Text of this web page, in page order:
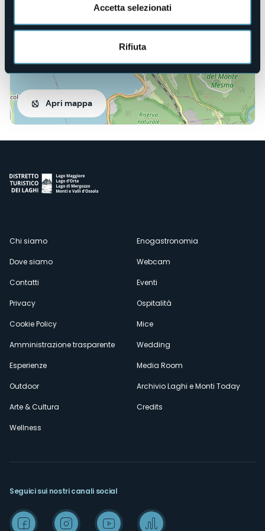
Accetta selezionati
Rifiuta
Apri mappa
Menù
secondario
Chi siamo
Dove siamo
Contatti
Privacy
Cookie Policy
Amministrazione trasparente
Esperienze
Outdoor
Arte & Cultura
Wellness
Enogastronomia
Webcam
Eventi
Ospitalità
Mice
Wedding
Media Room
Archivio Laghi e Monti Today
Credits
Seguici sui nostri canali social